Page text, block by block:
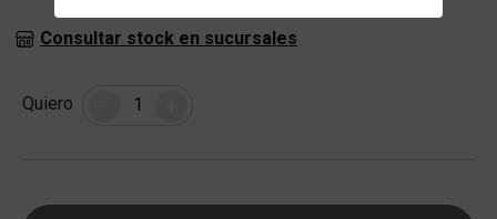
Consultar stock en sucursales
Quiero Cantidad